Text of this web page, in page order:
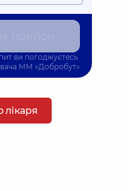
Сьогодні о 16:00
лікаря
ви погоджуєтесь
ММ «Добробут»